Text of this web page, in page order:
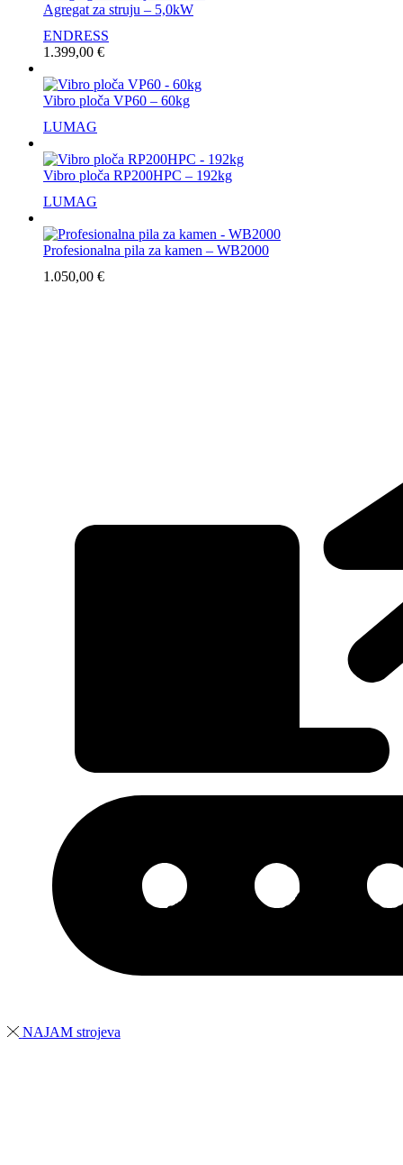
Agregat za struju – 5,0kW
ENDRESS
1.399,00 €
Vibro ploča VP60 – 60kg
LUMAG
Vibro ploča RP200HPC – 192kg
LUMAG
Profesionalna pila za kamen – WB2000
1.050,00 €
NAJAM strojeva